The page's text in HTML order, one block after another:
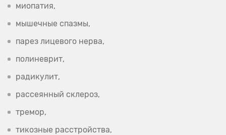
миопатия,
мышечные спазмы,
парез лицевого нерва,
полиневрит,
радикулит,
рассеянный склероз,
тремор,
тикозные расстройства,